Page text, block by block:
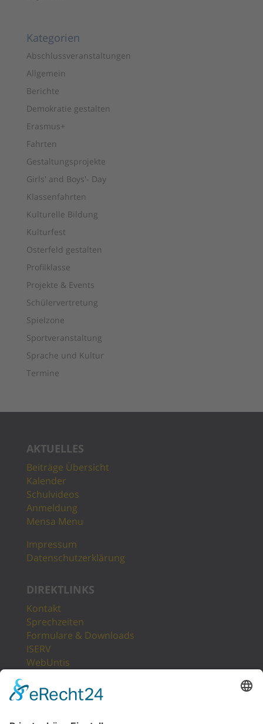
Kategorien
Abschlussveranstaltungen
Allgemein
Berichte
Demokratie gestalten
Erasmus+
Fahrten
Gestaltungsprojekte
Girls' and Boys'- Day
Klassenfahrten
Kulturelle Bildung
Kulturfest
Osterfeld gestalten
Profilklasse
Projekte & Events
Schülervertretung
Spielzone
Sportveranstaltung
Sprache und Kultur
Termine
AKTUELLES
Beiträge Übersicht
Kalender
Schulvideos
Anmeldung
Mensa Menu
Impressum
Datenschutzerklärung
DIREKTLINKS
Kontakt
Sprechzeiten
Formulare & Downloads
ISERV
WebUntis
LogIn
Sitemap